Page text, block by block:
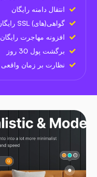
انتقال دامنه رایگان
گواهی(های) SSL رایگان
افزونه مهاجرت رایگان
برگشت پول 30 روز
نظارت بر زمان واقعی 24/7